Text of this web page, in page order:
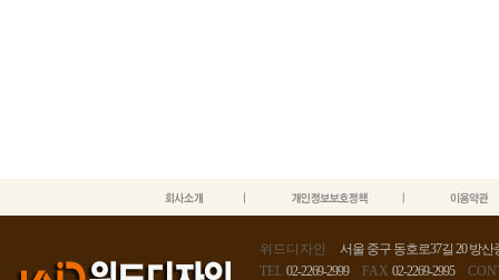
위드디자인
서울 중구 동호로37길 20 방산
TEL 02-2269-2999 FAX 02-2269-2995